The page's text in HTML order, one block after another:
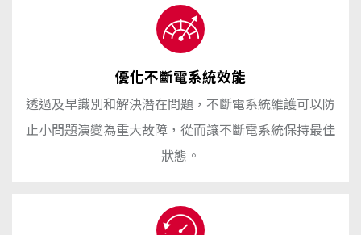
優化不斷電系統效能
透過及早識別和解決潛在問題，不斷電系統維護可以防
止小問題演變為重大故障，從而讓不斷電系統保持最佳
狀態。